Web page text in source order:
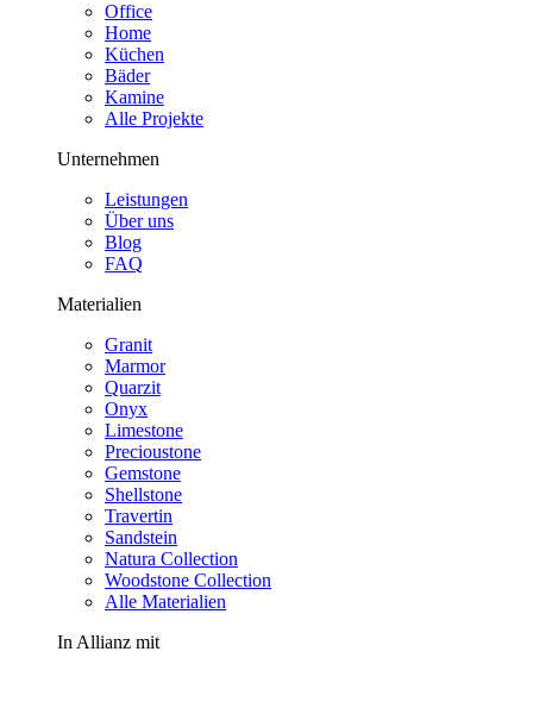
Office
Home
Küchen
Bäder
Kamine
Alle Projekte
Unternehmen
Leistungen
Über uns
Blog
FAQ
Materialien
Granit
Marmor
Quarzit
Onyx
Limestone
Precioustone
Gemstone
Shellstone
Travertin
Sandstein
Natura Collection
Woodstone Collection
Alle Materialien
In Allianz mit